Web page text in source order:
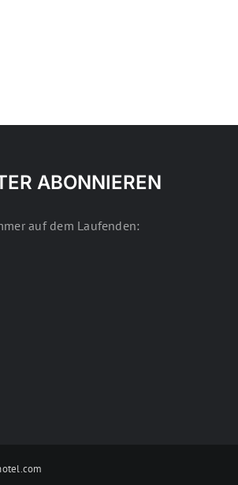
ABONNIEREN
auf dem Laufenden: